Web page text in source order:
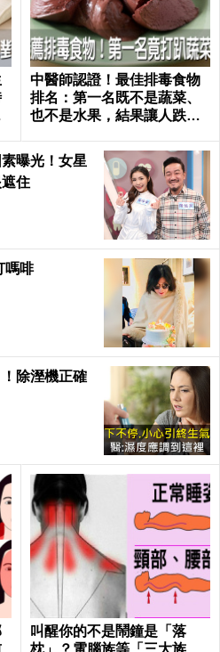
中醫師認證！最佳排毒食物
排名：第一名既不是蔬菜、
也不是水果，結果讓人跌破
曝光！女星
住
嗎啡
除溼機正確
叫醒你的不是鬧鐘是「落